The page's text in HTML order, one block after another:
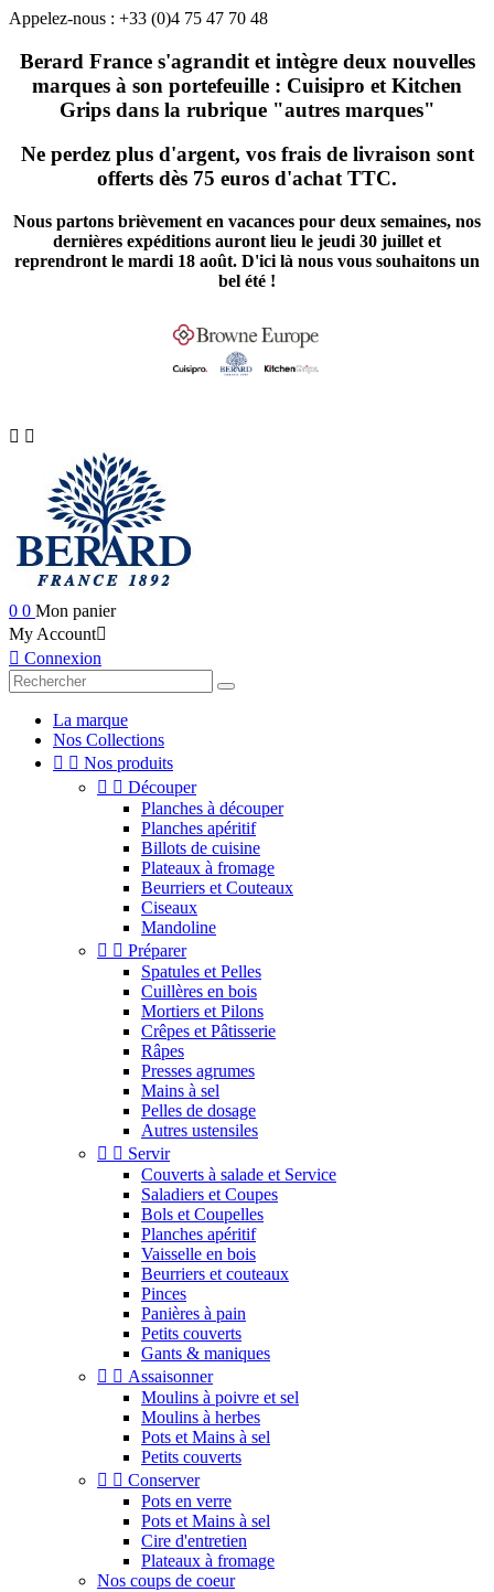
Appelez-nous : +33 (0)4 75 47 70 48
Berard France s'agrandit et intègre deux nouvelles
marques à son portefeuille : Cuisipro et Kitchen
Grips dans la rubrique "autres marques"
Ne perdez plus d'argent, vos frais de livraison sont
offerts dès 75 euros d'achat TTC.
Nous partons brièvement en vacances pour deux semaines, nos
dernières expéditions auront lieu le jeudi 30 juillet et
reprendront le mardi 18 août. D'ici là nous vous souhaitons un
bel été !
 
0 0 Mon panier
My Account
 Connexion
La marque
Nos Collections
  Nos produits
  Découper
Planches à découper
Planches apéritif
Billots de cuisine
Plateaux à fromage
Beurriers et Couteaux
Ciseaux
Mandoline
  Préparer
Spatules et Pelles
Cuillères en bois
Mortiers et Pilons
Crêpes et Pâtisserie
Râpes
Presses agrumes
Mains à sel
Pelles de dosage
Autres ustensiles
  Servir
Couverts à salade et Service
Saladiers et Coupes
Bols et Coupelles
Planches apéritif
Vaisselle en bois
Beurriers et couteaux
Pinces
Panières à pain
Petits couverts
Gants & maniques
  Assaisonner
Moulins à poivre et sel
Moulins à herbes
Pots et Mains à sel
Petits couverts
  Conserver
Pots en verre
Pots et Mains à sel
Cire d'entretien
Plateaux à fromage
Nos coups de coeur